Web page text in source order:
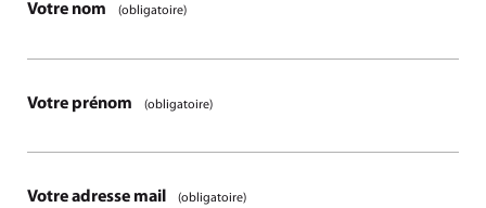
Votre nom (obligatoire)
Votre prénom (obligatoire)
Votre adresse mail (obligatoire)